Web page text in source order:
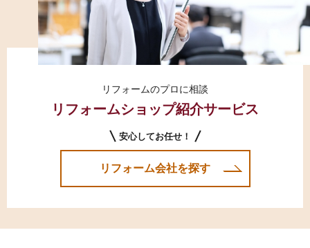
リフォームのプロに相談
リフォームショップ紹介サービス
安心してお任せ！
リフォーム会社を探す